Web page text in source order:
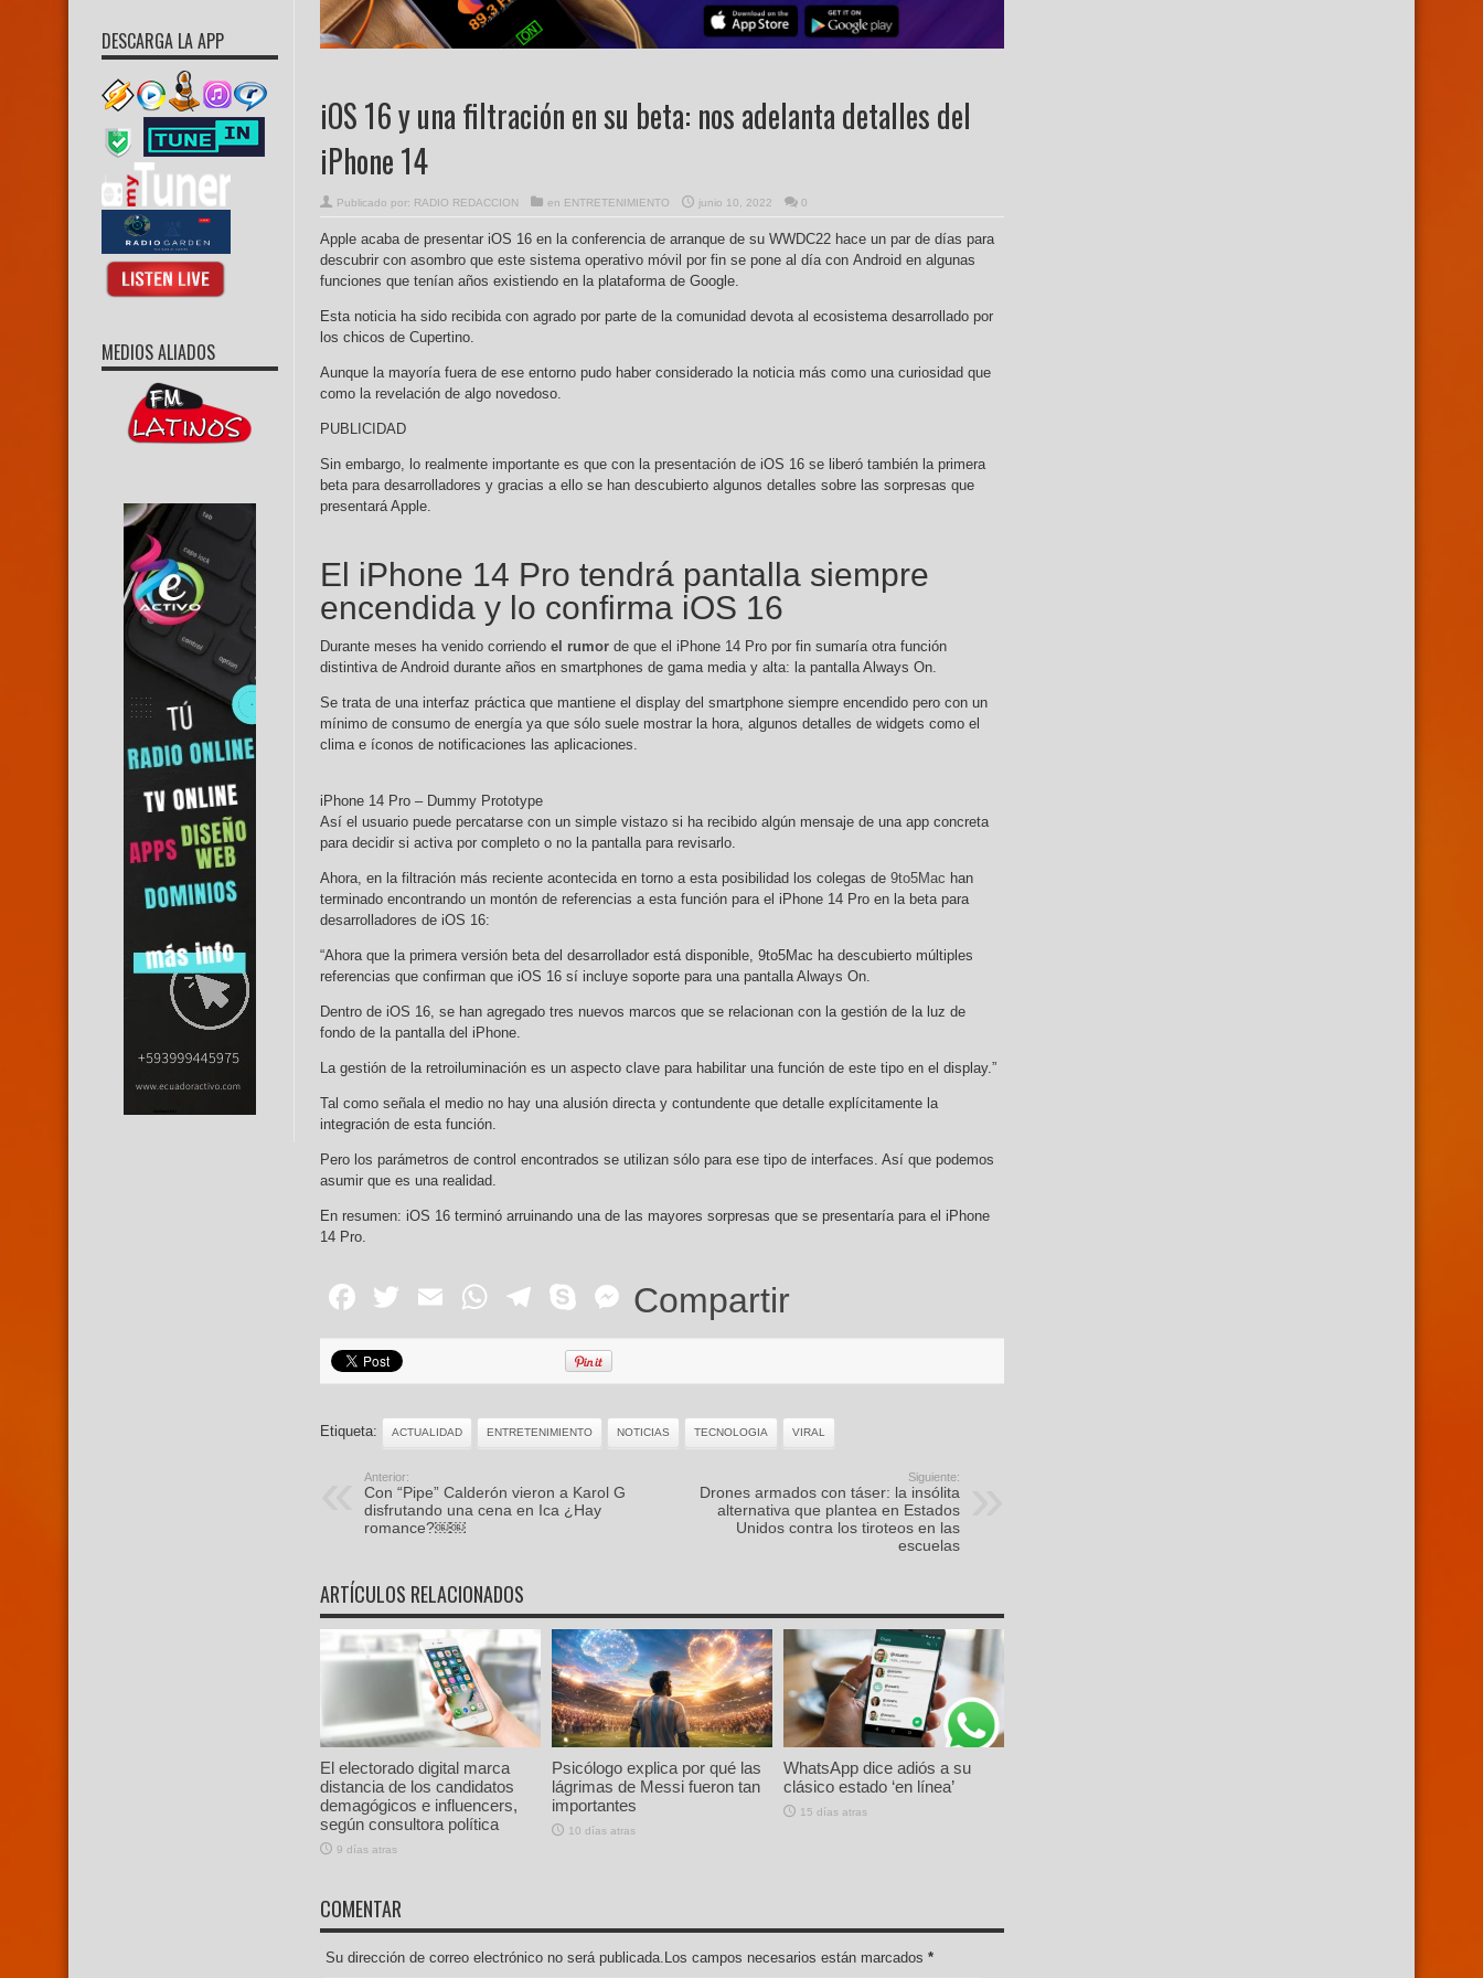
iOS 16 y una filtración en su beta: nos adelanta detalles del
iPhone 14
Publicado por: RADIO REDACCION en ENTRETENIMIENTO junio 10, 2022 0
Apple acaba de presentar iOS 16 en la conferencia de arranque de su WWDC22 hace un par de días para
descubrir con asombro que este sistema operativo móvil por fin se pone al día con Android en algunas
funciones que tenían años existiendo en la plataforma de Google.
Esta noticia ha sido recibida con agrado por parte de la comunidad devota al ecosistema desarrollado por
los chicos de Cupertino.
Aunque la mayoría fuera de ese entorno pudo haber considerado la noticia más como una curiosidad que
como la revelación de algo novedoso.
PUBLICIDAD
Sin embargo, lo realmente importante es que con la presentación de iOS 16 se liberó también la primera
beta para desarrolladores y gracias a ello se han descubierto algunos detalles sobre las sorpresas que
presentará Apple.
El iPhone 14 Pro tendrá pantalla siempre
encendida y lo confirma iOS 16
Durante meses ha venido corriendo el rumor de que el iPhone 14 Pro por fin sumaría otra función
distintiva de Android durante años en smartphones de gama media y alta: la pantalla Always On.
Se trata de una interfaz práctica que mantiene el display del smartphone siempre encendido pero con un
mínimo de consumo de energía ya que sólo suele mostrar la hora, algunos detalles de widgets como el
clima e íconos de notificaciones las aplicaciones.
iPhone 14 Pro – Dummy Prototype
Así el usuario puede percatarse con un simple vistazo si ha recibido algún mensaje de una app concreta
para decidir si activa por completo o no la pantalla para revisarlo.
Ahora, en la filtración más reciente acontecida en torno a esta posibilidad los colegas de 9to5Mac han
terminado encontrando un montón de referencias a esta función para el iPhone 14 Pro en la beta para
desarrolladores de iOS 16:
“Ahora que la primera versión beta del desarrollador está disponible, 9to5Mac ha descubierto múltiples
referencias que confirman que iOS 16 sí incluye soporte para una pantalla Always On.
Dentro de iOS 16, se han agregado tres nuevos marcos que se relacionan con la gestión de la luz de
fondo de la pantalla del iPhone.
La gestión de la retroiluminación es un aspecto clave para habilitar una función de este tipo en el display.”
Tal como señala el medio no hay una alusión directa y contundente que detalle explícitamente la
integración de esta función.
Pero los parámetros de control encontrados se utilizan sólo para ese tipo de interfaces. Así que podemos
asumir que es una realidad.
En resumen: iOS 16 terminó arruinando una de las mayores sorpresas que se presentaría para el iPhone
14 Pro.
Facebook
Twitter
EmailWhatsApp
Telegram
SkypeMessenger
Compartir
Etiqueta: ACTUALIDAD ENTRETENIMIENTO NOTICIAS TECNOLOGIA VIRAL
Anterior:
Con “Pipe” Calderón vieron a Karol G
disfrutando una cena en Ica ¿Hay
romance?￼￼
Siguiente:
Drones armados con táser: la insólita
alternativa que plantea en Estados
Unidos contra los tiroteos en las
escuelas
ARTÍCULOS RELACIONADOS
El electorado digital marca
distancia de los candidatos
demagógicos e influencers,
según consultora política
9 días atras
Psicólogo explica por qué las
lágrimas de Messi fueron tan
importantes
10 días atras
WhatsApp dice adiós a su
clásico estado ‘en línea’
15 días atras
COMENTAR
Su dirección de correo electrónico no será publicada.Los campos necesarios están marcados *
DESCARGA LA APP
MEDIOS ALIADOS